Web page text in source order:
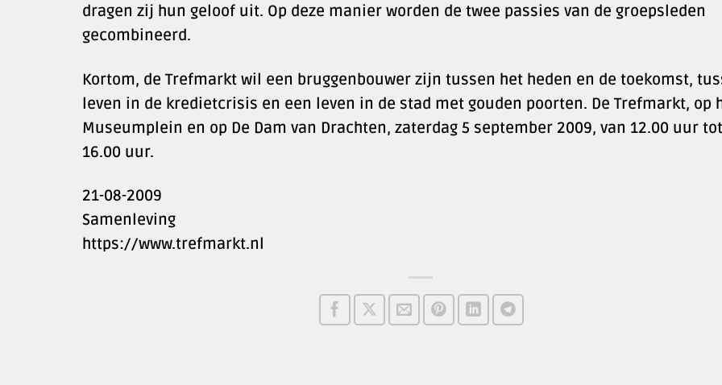
dragen zij hun geloof uit. Op deze manier worden de twee passies van de groepsleden
gecombineerd.
Kortom, de Trefmarkt wil een bruggenbouwer zijn tussen het heden en de toekomst,
leven in de kredietcrisis en een leven in de stad met gouden poorten. De Trefmarkt, op
Museumplein en op De Dam van Drachten, zaterdag 5 september 2009, van 12.00 uur tot
16.00 uur.
21-08-2009
Samenleving
https://www.trefmarkt.nl